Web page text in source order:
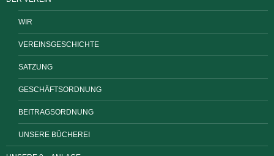
WIR
VEREINSGESCHICHTE
SATZUNG
GESCHÄFTSORDNUNG
BEITRAGSORDNUNG
UNSERE BÜCHEREI